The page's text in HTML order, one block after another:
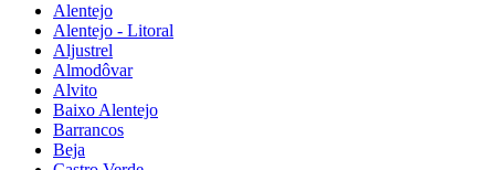
Alentejo
Alentejo - Litoral
Aljustrel
Almodôvar
Alvito
Baixo Alentejo
Barrancos
Beja